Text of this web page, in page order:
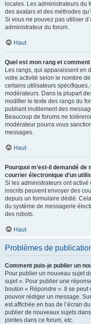
locales. Les administrateurs du
des avatars et des méthodes
Si vous ne pouvez pas utiliser
administrateur du forum.
Haut
Quel est mon rang et
Les rangs, qui apparaissent en
votre activité selon le nombre
certains utilisateurs
modérateurs. Dans la plupart
modifier le texte des rangs du
publiant inutilement des
Beaucoup de forums ne
modérateur pourra vous
messages.
Haut
Pourquoi m’est-il demandé
courrier électronique d’un
Si les administrateurs ont
inscrits peuvent envoyer des
depuis un formulaire dédié.
du système de messagerie
des robots.
Haut
Problèmes de
Comment puis-je publier un
Pour publier un nouveau sujet
sujet ». Pour publier une
bouton « Répondre ». Il se peut
pouvoir rédiger un message.
est affichée en bas de l’écran
publier de nouveaux sujets
jointes dans ce forum, etc.